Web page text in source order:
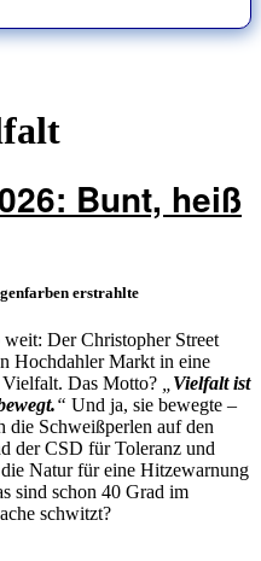
Bunt, heiß
erstrahlte
Der Christopher Street
Hochdahler Markt in eine
Vielfalt. Das Motto? „Vielfalt ist
“ Und ja, sie bewegte –
die Schweißperlen auf den
der CSD für Toleranz und
Natur für eine Hitzewarnung
sind schon 40 Grad im
schwitzt?